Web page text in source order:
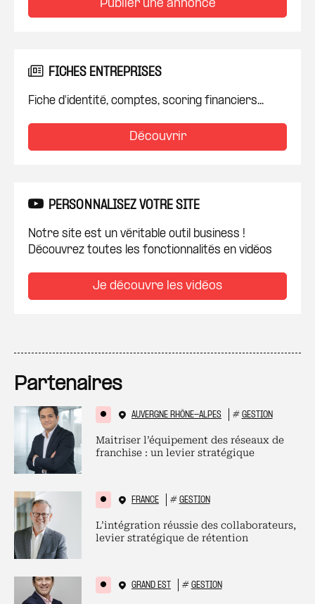
Publier une annonce
FICHES ENTREPRISES
Fiche d'identité, comptes, scoring financiers...
Découvrir
PERSONNALISEZ VOTRE SITE
Notre site est un véritable outil business !
Découvrez toutes les fonctionnalités en vidéos
Je découvre les vidéos
Partenaires
AUVERGNE RHÔNE-ALPES # GESTION
Maitriser l’équipement des réseaux de
franchise : un levier stratégique
FRANCE # GESTION
L’intégration réussie des collaborateurs,
levier stratégique de rétention
GRAND EST # GESTION